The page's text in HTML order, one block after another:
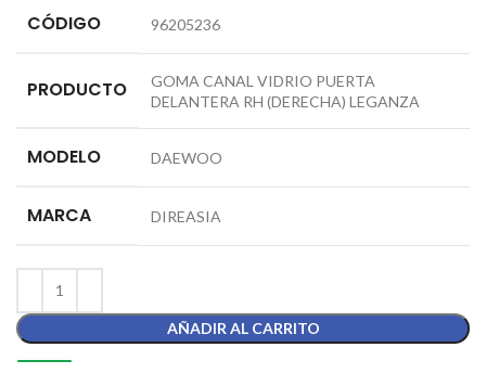
CÓDIGO 96205236
PRODUCTO
GOMA CANAL VIDRIO PUERTA
DELANTERA RH (DERECHA) LEGANZA
MODELO DAEWOO
MARCA DIREASIA
AÑADIR AL CARRITO